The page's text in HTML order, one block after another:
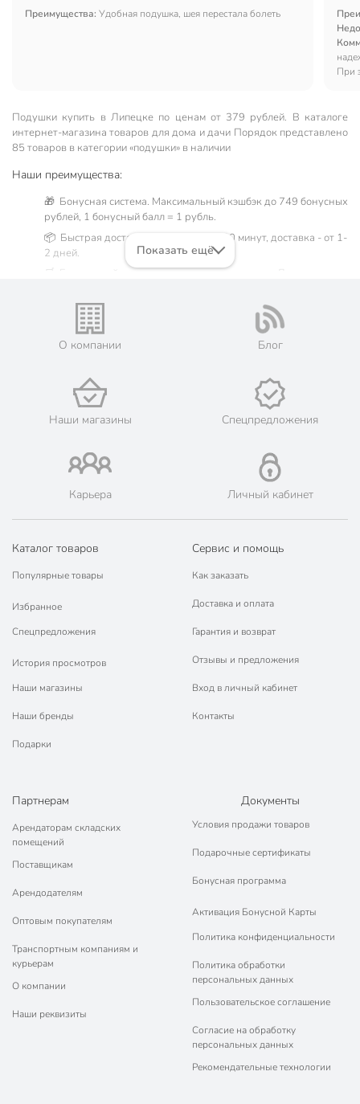
Преимущества: Удобная подушка, шея перестала болеть
При
Подушки купить в Липецке по ценам от 379 рублей. В каталоге
интернет-магазина товаров для дома и дачи Порядок представлено
85 товаров в категории «подушки» в наличии
Наши преимущества:
🎁 Бонусная система. Максимальный кэшбэк до 749 бонусных
рублей, 1 бонусный балл = 1 рубль.
📦 Быстрая доставка. Самовывоз от 60 минут, доставка - от 1-
2 дней.
🛒 Бесплатный самовывоз из магазинов города Липецк.
онлайн на официальном сайте сети магазинов Порядок. Мы
предлагаем бесплатную курьерскую доставку для товара
«подушки» при заказе от 3000 рублей в такие города, как:
Волово, Грязи, Данков, Добринка, Доброе, Долгоруково,
Становое, Тербуны, Усмань, Хлевное, Чаплыгин.
💳 Оплата: онлайн на сайте интернет-гипермаркета или
наличными при получении.
📜 Только оригинальная продукция. Интернет-гипермаркет
Порядок - официальный представитель ведущих мировых
марок.
Показать ещё
О компании Блог
Наши магазины Спецпредложения
Карьера Личный кабинет
Каталог товаров
Популярные товары
Избранное
Спецпредложения
История просмотров
Наши магазины
Наши бренды
Подарки
Сервис и помощь
Как заказать
Доставка и оплата
Гарантия и возврат
Отзывы и предложения
Вход в личный кабинет
Контакты
Партнерам
Арендаторам складских
помещений
Поставщикам
Арендодателям
Оптовым покупателям
Транспортным компаниям и
курьерам
О компании
Наши реквизиты
Документы
Условия продажи товаров
Подарочные сертификаты
Бонусная программа
Активация Бонусной Карты
Политика конфиденциальности
Политика обработки
персональных данных
Пользовательское соглашение
Согласие на обработку
персональных данных
Рекомендательные технологии